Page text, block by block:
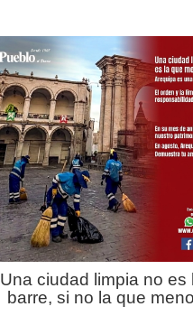
Una ciudad limpia no es
barre, si no la que